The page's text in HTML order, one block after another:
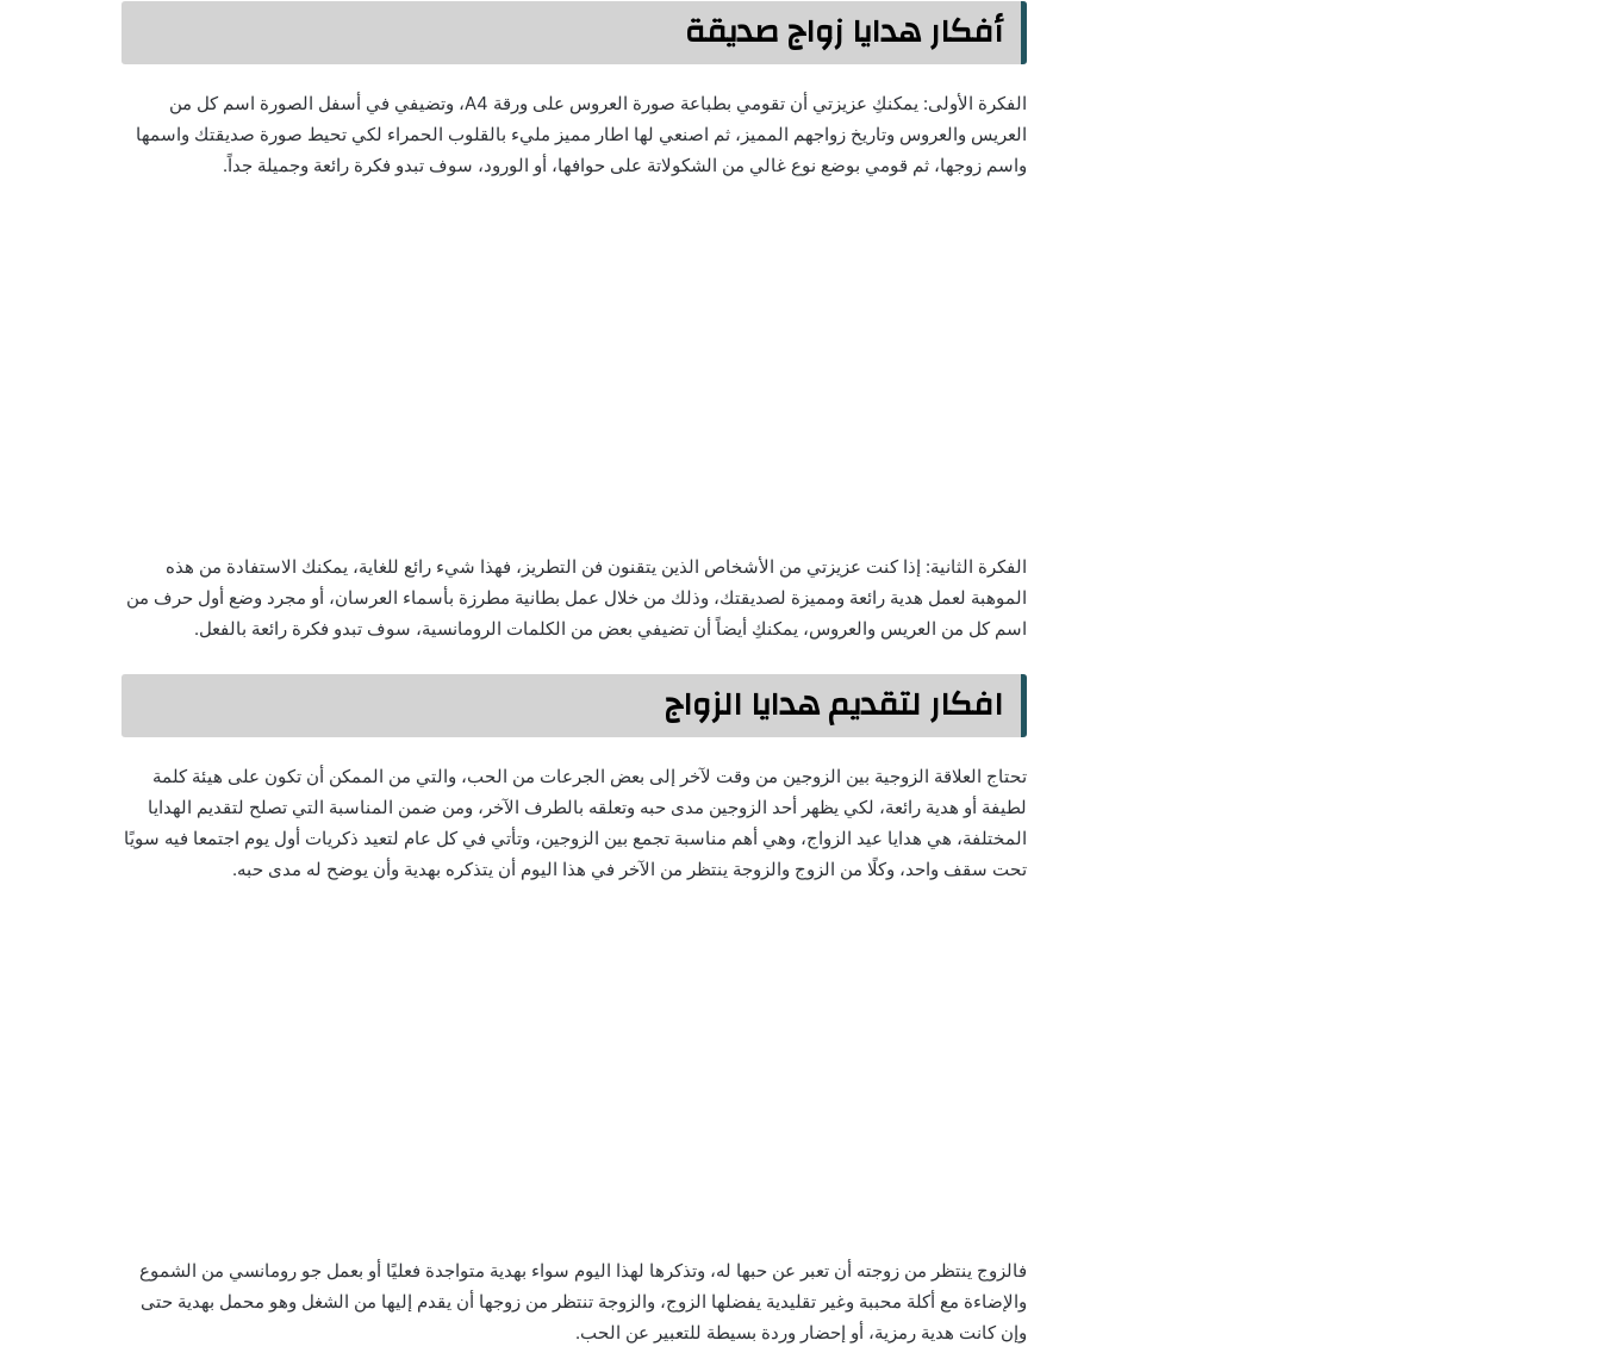
أفكار هدايا زواج صديقة
الفكرة الأولى: يمكنكِ عزيزتي أن تقومي بطباعة صورة العروس على ورقة A4، وتضيفي في أسفل الصورة اسم كل من
العريس والعروس وتاريخ زواجهم المميز، ثم اصنعي لها اطار مميز مليء بالقلوب الحمراء لكي تحيط صورة صديقتك واسمها
واسم زوجها، ثم قومي بوضع نوع غالي من الشكولاتة على حوافها، أو الورود، سوف تبدو فكرة رائعة وجميلة جداً.
الفكرة الثانية: إذا كنت عزيزتي من الأشخاص الذين يتقنون فن التطريز، فهذا شيء رائع للغاية، يمكنك الاستفادة من هذه
الموهبة لعمل هدية رائعة ومميزة لصديقتك، وذلك من خلال عمل بطانية مطرزة بأسماء العرسان، أو مجرد وضع أول حرف من
اسم كل من العريس والعروس، يمكنكِ أيضاً أن تضيفي بعض من الكلمات الرومانسية، سوف تبدو فكرة رائعة بالفعل.
افكار لتقديم هدايا الزواج
تحتاج العلاقة الزوجية بين الزوجين من وقت لآخر إلى بعض الجرعات من الحب، والتي من الممكن أن تكون على هيئة كلمة
لطيفة أو هدية رائعة، لكي يظهر أحد الزوجين مدى حبه وتعلقه بالطرف الآخر، ومن ضمن المناسبة التي تصلح لتقديم الهدايا
المختلفة، هي هدايا عيد الزواج، وهي أهم مناسبة تجمع بين الزوجين، وتأتي في كل عام لتعيد ذكريات أول يوم اجتمعا فيه سويًا
تحت سقف واحد، وكلًا من الزوج والزوجة ينتظر من الآخر في هذا اليوم أن يتذكره بهدية وأن يوضح له مدى حبه.
فالزوج ينتظر من زوجته أن تعبر عن حبها له، وتذكرها لهذا اليوم سواء بهدية متواجدة فعليًا أو بعمل جو رومانسي من الشموع
والإضاءة مع أكلة محببة وغير تقليدية يفضلها الزوج، والزوجة تنتظر من زوجها أن يقدم إليها من الشغل وهو محمل بهدية حتى
وإن كانت هدية رمزية، أو إحضار وردة بسيطة للتعبير عن الحب.